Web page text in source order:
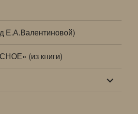
Е.А.Валентиновой)
(из книги)
раскрыть
дочернее
меню